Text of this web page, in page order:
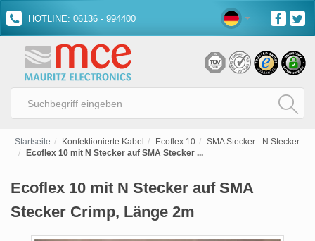
HOTLINE: 06136 - 994400
Startseite Konfektionierte Kabel Ecoflex 10
SMA Stecker - N Stecker
Ecoflex 10 mit N Stecker auf SMA Stecker ...
Ecoflex 10 mit N Stecker auf SMA
Stecker Crimp, Länge 2m